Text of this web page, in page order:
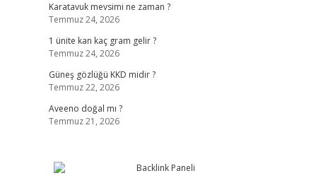
Karatavuk mevsimi ne zaman ?
Temmuz 24, 2026
1 ünite kan kaç gram gelir ?
Temmuz 24, 2026
Güneş gözlüğü KKD midir ?
Temmuz 22, 2026
Aveeno doğal mı ?
Temmuz 21, 2026